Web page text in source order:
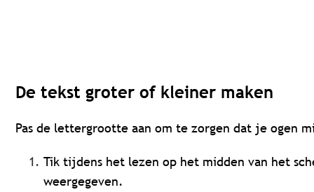
De tekst groter of kleiner maken
Pas de lettergrootte aan om te zorgen dat je ogen
Tik tijdens het lezen op het midden van het
weergegeven.